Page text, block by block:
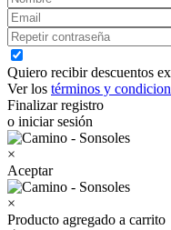
Quiero recibir descuentos
Ver los términos y
Finalizar registro
o iniciar sesión
×
Aceptar
×
Producto agregado a carrito